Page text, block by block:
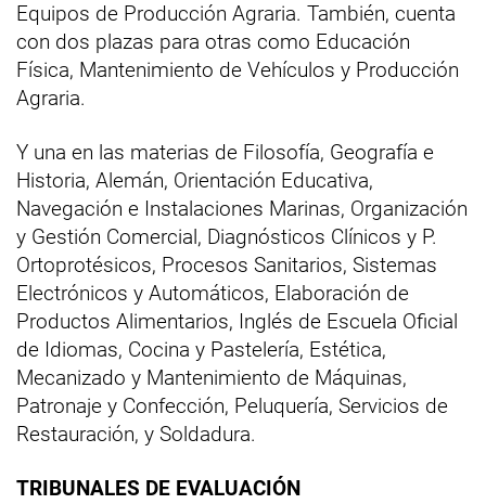
Equipos de Producción Agraria. También, cuenta
con dos plazas para otras como Educación
Física, Mantenimiento de Vehículos y Producción
Agraria.
Y una en las materias de Filosofía, Geografía e
Historia, Alemán, Orientación Educativa,
Navegación e Instalaciones Marinas, Organización
y Gestión Comercial, Diagnósticos Clínicos y P.
Ortoprotésicos, Procesos Sanitarios, Sistemas
Electrónicos y Automáticos, Elaboración de
Productos Alimentarios, Inglés de Escuela Oficial
de Idiomas, Cocina y Pastelería, Estética,
Mecanizado y Mantenimiento de Máquinas,
Patronaje y Confección, Peluquería, Servicios de
Restauración, y Soldadura.
TRIBUNALES DE EVALUACIÓN